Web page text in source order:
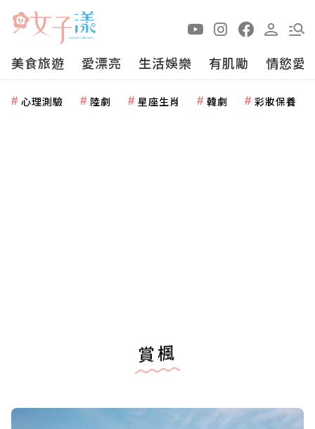
美食旅遊 愛漂亮 生活娛樂 有肌勵 情慾愛
心理測驗 陸劇 星座生肖 韓劇 彩妝保養
賞楓